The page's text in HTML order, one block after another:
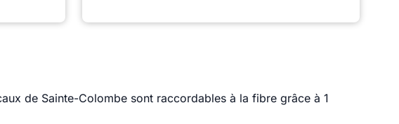
de Sainte-Colombe sont raccordables à la fibre grâce à 1